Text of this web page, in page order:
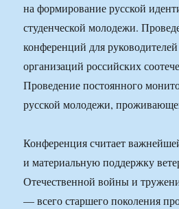
на формирование русской
студенческой молодежи.
конференций для
организаций российских
Проведение постоянного
русской молодежи,
Конференция считает
и материальную поддержку
Отечественной войны и
— всего старшего поколения